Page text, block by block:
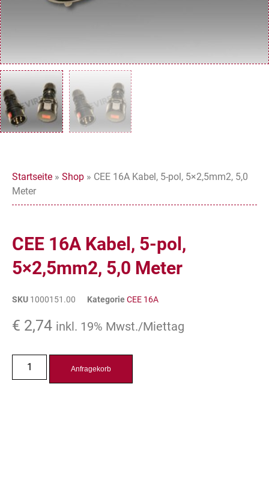
Startseite » Shop » CEE 16A Kabel, 5-pol, 5×2,5mm2, 5,0
Meter
CEE 16A Kabel, 5-pol,
5×2,5mm2, 5,0 Meter
SKU 1000151.00 KategorieCEE 16A
€ 2,74 inkl. 19% Mwst./Miettag
Anfragekorb